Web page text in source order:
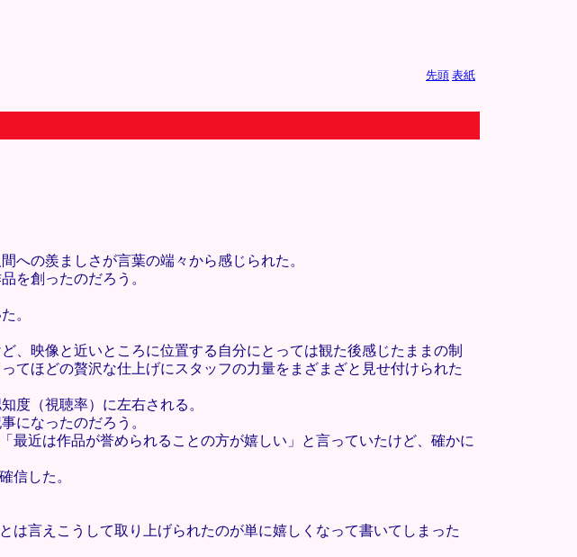
先頭 表紙
への羨ましさが言葉の端々から感じられた。
を創ったのだろう。
。
、映像と近いところに位置する自分にとっては観た後感じたままの制
てほどの贅沢な仕上げにスタッフの力量をまざまざと見せ付けられた
度（視聴率）に左右される。
になったのだろう。
最近は作品が誉められることの方が嬉しい」と言っていたけど、確かに
信した。
は言えこうして取り上げられたのが単に嬉しくなって書いてしまった